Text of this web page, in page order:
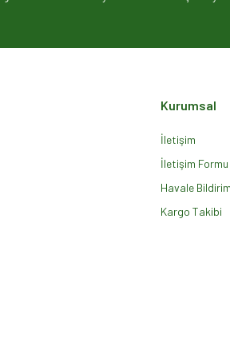
eksik bilgiler bulunuyor.
Kurumsal
İletişim
İletişim Formu
Havale
Kargo Takibi